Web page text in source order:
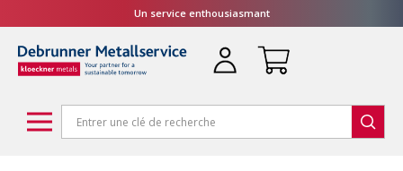
Un service enthousiasmant